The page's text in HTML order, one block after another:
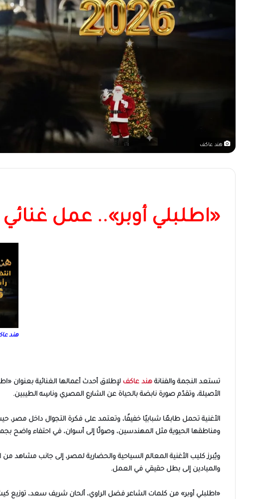
هند عاكف
«اطلبلي أوبر».. عمل
هند
تستعد النجمة والفنانة هند عاكف لإطلاق أحدث أعمالها الغنائية بعنوان
الأصيلة، وتقدّم صورة نابضة بالحياة عن الشارع المصري وناسِه الطيبين.
الأغنية تحمل طابعًا شبابيًا خفيفًا، وتعتمد على فكرة التجوال داخل
ومناطقها الحيوية مثل المهندسين، وصولًا إلى أسوان، في احتفاء واضح
ويُبرز كليب الأغنية المعالم السياحية والحضارية لمصر، إلى جانب مشاهد
والميادين إلى بطل حقيقي في العمل.
«اطلبلي أوبر» من كلمات الشاعر فضل الراوي، ألحان شريف سعد، توزيع